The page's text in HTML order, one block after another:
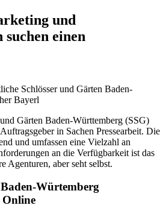
und
einen
Schlösser und Gärten Baden-
Bayerl
Gärten Baden-Württemberg (SSG)
in Sachen Pressearbeit. Die
und umfassen eine Vielzahl an
an die Verfügbarkeit ist das
Agenturen, aber seht selbst.
Würtemberg
Online